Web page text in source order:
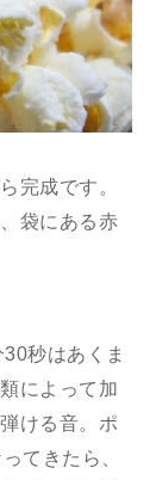
完成です。
袋にある赤
秒はあくま
によって加
ける音。ポ
てきたら、